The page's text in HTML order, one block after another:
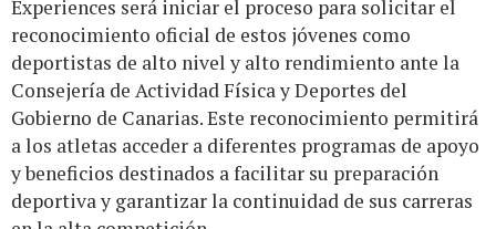
Experiences será iniciar el proceso para solicitar el
reconocimiento oficial de estos jóvenes como
deportistas de alto nivel y alto rendimiento ante la
Consejería de Actividad Física y Deportes del
Gobierno de Canarias. Este reconocimiento permitirá
a los atletas acceder a diferentes programas de apoyo
y beneficios destinados a facilitar su preparación
deportiva y garantizar la continuidad de sus carreras